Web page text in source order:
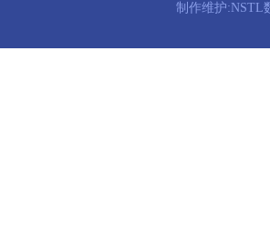
制作维护:NSTL